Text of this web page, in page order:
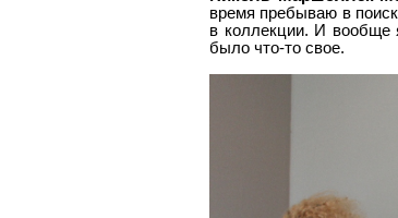
время пребываю в
в коллекции. И вообще
было что-то свое.